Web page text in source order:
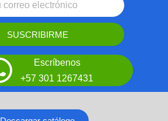
SUSCRIBIRME
Escríbenos
+57 301 1267431